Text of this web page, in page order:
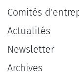
Comités
Actualités
Newsletter
Archives